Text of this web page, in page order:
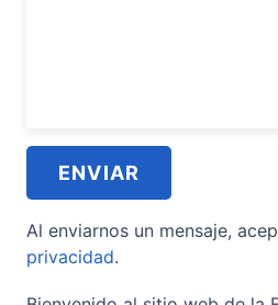
Al enviarnos un mensaje,
privacidad.